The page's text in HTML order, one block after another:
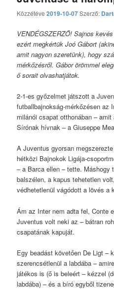
Közzétéve2019-10-07Szerző:
VENDÉGSZERZŐ! Sajnos
ezért megkértük Joó Gábort
amit nagyon szeretünk), hogy
mérkőzésről. Gábor örömmel
ő sorait olvashatjátok.
2-1-es győzelmet játszott a
futballbajnokság-mérkőzésen az
milánói csapat otthonában –
Sírónak hívnak – a Giuseppe
A Juventus gyorsan
hétközi Bajnokok Ligája-
– a Barca ellen – tette. Máshogy
balszélen, a kapus tehetetlen
védhetetlenül vágódott a lövés a
Ám az Inter nem adta fel, Conte
Juventus volt neki az – bátran
csapatának kapuját.
Egy beadást követően De Ligt –
szerencsétlenül a labdába –
játékos is (ő is beleért – kézzel
labdába) – és a bíró egyből